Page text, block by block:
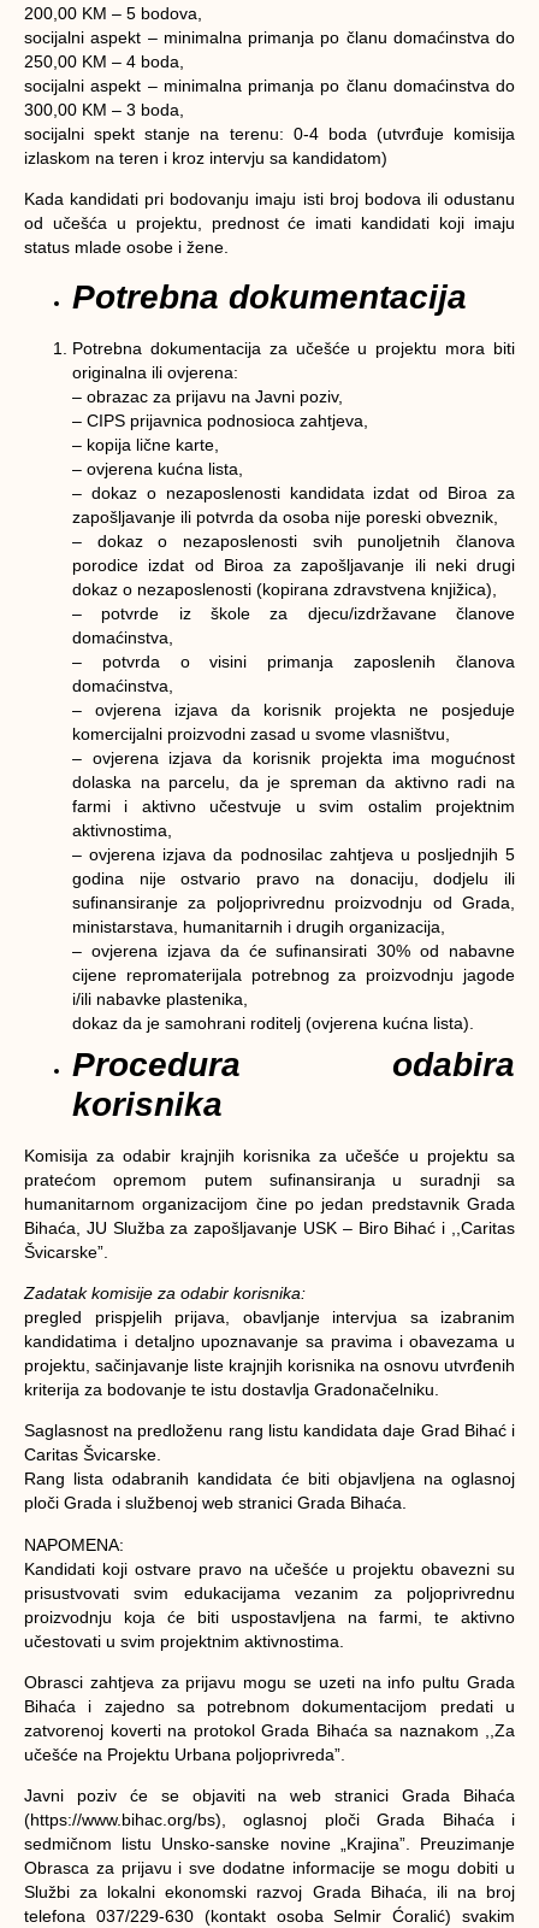
200,00 KM – 5 bodova,
socijalni aspekt – minimalna primanja po članu domaćinstva do
250,00 KM – 4 boda,
socijalni aspekt – minimalna primanja po članu domaćinstva do
300,00 KM – 3 boda,
socijalni spekt stanje na terenu: 0-4 boda (utvrđuje komisija
izlaskom na teren i kroz intervju sa kandidatom)
Kada kandidati pri bodovanju imaju isti broj bodova ili odustanu
od učešća u projektu, prednost će imati kandidati koji imaju
status mlade osobe i žene.
Potrebna dokumentacija
Potrebna dokumentacija za učešće u projektu mora biti
originalna ili ovjerena:
– obrazac za prijavu na Javni poziv,
– CIPS prijavnica podnosioca zahtjeva,
– kopija lične karte,
– ovjerena kućna lista,
– dokaz o nezaposlenosti kandidata izdat od Biroa za
zapošljavanje ili potvrda da osoba nije poreski obveznik,
– dokaz o nezaposlenosti svih punoljetnih članova
porodice izdat od Biroa za zapošljavanje ili neki drugi
dokaz o nezaposlenosti (kopirana zdravstvena knjižica),
– potvrde iz škole za djecu/izdržavane članove
domaćinstva,
– potvrda o visini primanja zaposlenih članova
domaćinstva,
– ovjerena izjava da korisnik projekta ne posjeduje
komercijalni proizvodni zasad u svome vlasništvu,
– ovjerena izjava da korisnik projekta ima mogućnost
dolaska na parcelu, da je spreman da aktivno radi na
farmi i aktivno učestvuje u svim ostalim projektnim
aktivnostima,
– ovjerena izjava da podnosilac zahtjeva u posljednjih 5
godina nije ostvario pravo na donaciju, dodjelu ili
sufinansiranje za poljoprivrednu proizvodnju od Grada,
ministarstava, humanitarnih i drugih organizacija,
– ovjerena izjava da će sufinansirati 30% od nabavne
cijene repromaterijala potrebnog za proizvodnju jagode
i/ili nabavke plastenika,
dokaz da je samohrani roditelj (ovjerena kućna lista).
Procedura odabira
korisnika
Komisija za odabir krajnjih korisnika za učešće u projektu sa
pratećom opremom putem sufinansiranja u suradnji sa
humanitarnom organizacijom čine po jedan predstavnik Grada
Bihaća, JU Služba za zapošljavanje USK – Biro Bihać i ,,Caritas
Švicarske”.
Zadatak komisije za odabir korisnika:
pregled prispjelih prijava, obavljanje intervjua sa izabranim
kandidatima i detaljno upoznavanje sa pravima i obavezama u
projektu, sačinjavanje liste krajnjih korisnika na osnovu utvrđenih
kriterija za bodovanje te istu dostavlja Gradonačelniku.
Saglasnost na predloženu rang listu kandidata daje Grad Bihać i
Caritas Švicarske.
Rang lista odabranih kandidata će biti objavljena na oglasnoj
ploči Grada i službenoj web stranici Grada Bihaća.
NAPOMENA:
Kandidati koji ostvare pravo na učešće u projektu obavezni su
prisustvovati svim edukacijama vezanim za poljoprivrednu
proizvodnju koja će biti uspostavljena na farmi, te aktivno
učestovati u svim projektnim aktivnostima.
Obrasci zahtjeva za prijavu mogu se uzeti na info pultu Grada
Bihaća i zajedno sa potrebnom dokumentacijom predati u
zatvorenoj koverti na protokol Grada Bihaća sa naznakom ,,Za
učešće na Projektu Urbana poljoprivreda”.
Javni poziv će se objaviti na web stranici Grada Bihaća
(https://www.bihac.org/bs), oglasnoj ploči Grada Bihaća i
sedmičnom listu Unsko-sanske novine „Krajina”. Preuzimanje
Obrasca za prijavu i sve dodatne informacije se mogu dobiti u
Službi za lokalni ekonomski razvoj Grada Bihaća, ili na broj
telefona 037/229-630 (kontakt osoba Selmir Ćoralić) svakim